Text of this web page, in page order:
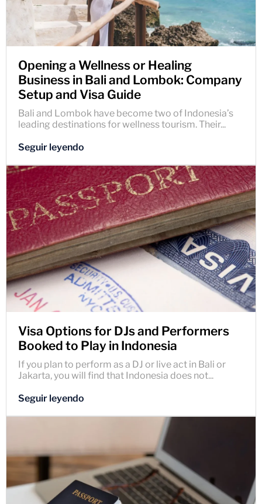
Opening a Wellness or Healing
Business in Bali and Lombok: Company
Setup and Visa Guide
Bali and Lombok have become two of Indonesia’s
leading destinations for wellness tourism. Their...
Seguir leyendo
Visa Options for DJs and Performers
Booked to Play in Indonesia
If you plan to perform as a DJ or live act in Bali or
Jakarta, you will find that Indonesia does not...
Seguir leyendo